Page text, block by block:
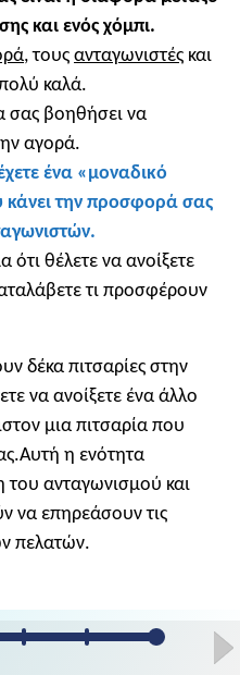
και ενός χόμπι.
, τους ανταγωνιστές και
καλά.
σας βοηθήσει να
αγορά.
ένα «μοναδικό
κάνει την προσφορά σας
ότι θέλετε να ανοίξετε
τι προσφέρουν
δέκα πιτσαρίες στην
να ανοίξετε ένα άλλο
μια πιτσαρία που
Αυτή η ενότητα
του ανταγωνισμού και
να επηρεάσουν τις
πελατών.